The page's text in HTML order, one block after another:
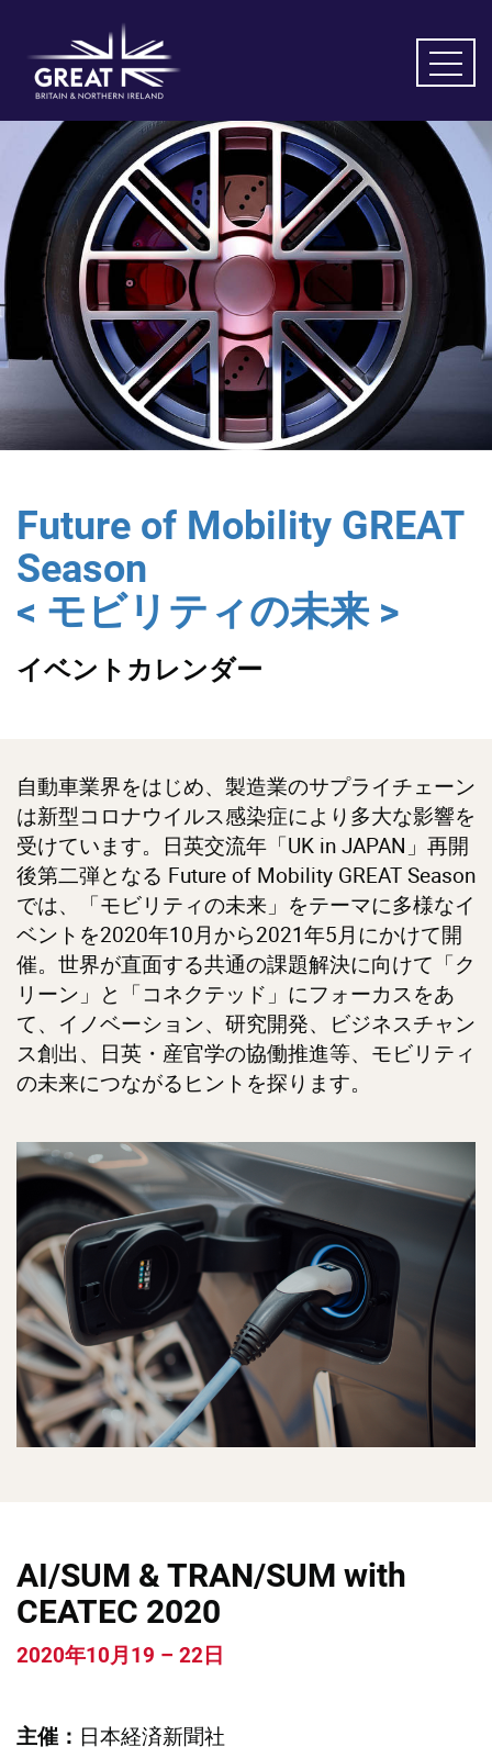
Future of Mobility GREAT
Season
< モビリティの未来 >
イベントカレンダー
自動車業界をはじめ、製造業のサプライチェーン
は新型コロナウイルス感染症により多大な影響を
受けています。日英交流年「UK in JAPAN」再開
後第二弾となる Future of Mobility GREAT Season
では、「モビリティの未来」をテーマに多様なイ
ベントを2020年10月から2021年5月にかけて開
催。世界が直面する共通の課題解決に向けて「ク
リーン」と「コネクテッド」にフォーカスをあ
て、イノベーション、研究開発、ビジネスチャン
ス創出、日英・産官学の協働推進等、モビリティ
の未来につながるヒントを探ります。
AI/SUM & TRAN/SUM with
CEATEC 2020
2020年10月19 – 22日
主催： 日本経済新聞社